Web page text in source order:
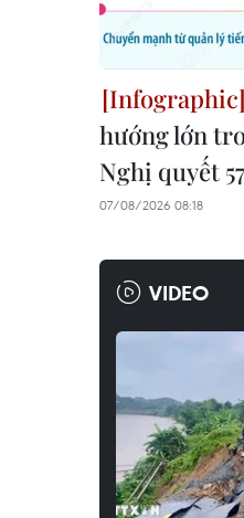
hướng lớn
Nghị quyết
07/08/2026 08:18
VIDEO